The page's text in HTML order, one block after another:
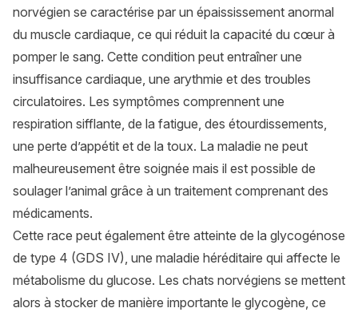
norvégien se caractérise par un épaississement anormal
du muscle cardiaque, ce qui réduit la capacité du cœur à
pomper le sang. Cette condition peut entraîner une
insuffisance cardiaque, une arythmie et des troubles
circulatoires. Les symptômes comprennent une
respiration sifflante, de la fatigue, des étourdissements,
une perte d’appétit et de la toux. La maladie ne peut
malheureusement être soignée mais il est possible de
soulager l’animal grâce à un traitement comprenant des
médicaments.
Cette race peut également être atteinte de la glycogénose
de type 4 (GDS IV), une maladie héréditaire qui affecte le
métabolisme du glucose. Les chats norvégiens se mettent
alors à stocker de manière importante le glycogène, ce